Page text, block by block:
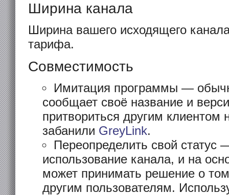
Ширина канала
Ширина вашего исходящего
тарифа.
Совместимость
Имитация программы —
сообщает своё название и
притвориться другим клиентом
забанили GreyLink.
Переопределить свой статус
использование канала, и на
может принимать решение о
другим пользователям.